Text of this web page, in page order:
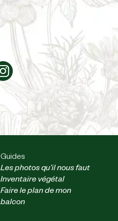
Guides
Les photos qu’il nous faut
Inventaire végétal
Faire le plan de mon
balcon